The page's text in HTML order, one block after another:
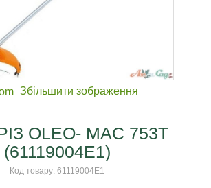
Збільшити зображення
OLEO- MAC 753T
(61119004E1)
Код товару: 61119004E1